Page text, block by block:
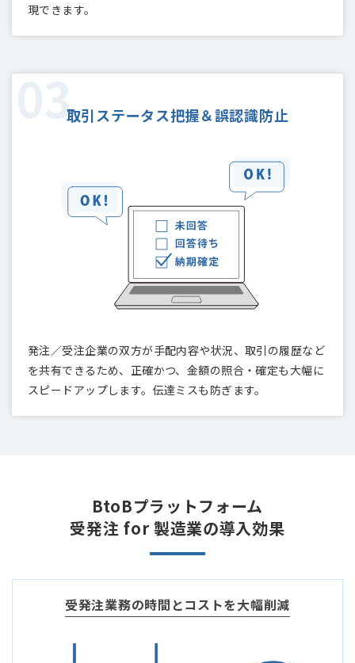
現できます。
取引ステータス把握＆誤認識防止
発注／受注企業の双方が手配内容や状況、取引の履歴など
を共有できるため、正確かつ、金額の照合・確定も大幅に
スピードアップします。伝達ミスも防ぎます。
BtoBプラットフォーム
受発注 for 製造業の導入効果
受発注業務の時間とコストを大幅削減